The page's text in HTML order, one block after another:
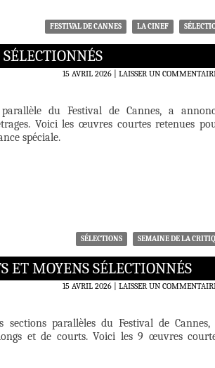
FESTIVAL DE CANNES LA CINEF
15 AVRIL 2026 LAISSER UN
du Festival de Cannes, a
Voici les œuvres courtes retenues
spéciale.
SÉLECTIONS SEMAINE DE LA
ET MOYENS SÉLECTIONNÉS
15 AVRIL 2026 LAISSER UN
sections parallèles du Festival de Cannes,
et de courts. Voici les 9 œuvres